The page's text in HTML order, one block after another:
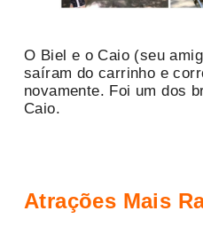
O Biel e o Caio (seu
saíram do carrinho e
novamente. Foi um dos
Caio.
Atrações Mais